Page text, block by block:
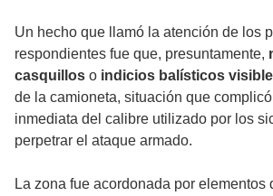
Un hecho que llamó la atención de los
respondientes fue que, presuntamente,
casquillos o indicios balísticos
de la camioneta, situación que
inmediata del calibre utilizado por los
perpetrar el ataque armado.
La zona fue acordonada por elementos